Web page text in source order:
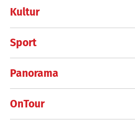
Kultur
Sport
Panorama
OnTour